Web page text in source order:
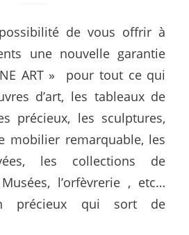
de vous offrir à
une nouvelle garantie
ART » pour tout ce qui
d’art, les tableaux de
précieux, les sculptures,
mobilier remarquable, les
les collections de
l’orfèvrerie , etc…
précieux qui sort de